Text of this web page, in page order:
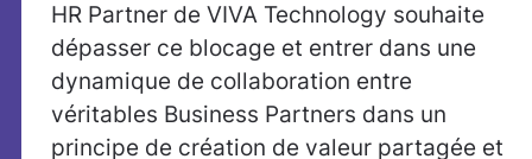
HR Partner de VIVA Technology souhaite
dépasser ce blocage et entrer dans une
dynamique de collaboration entre
véritables Business Partners dans un
principe de création de valeur partagée et